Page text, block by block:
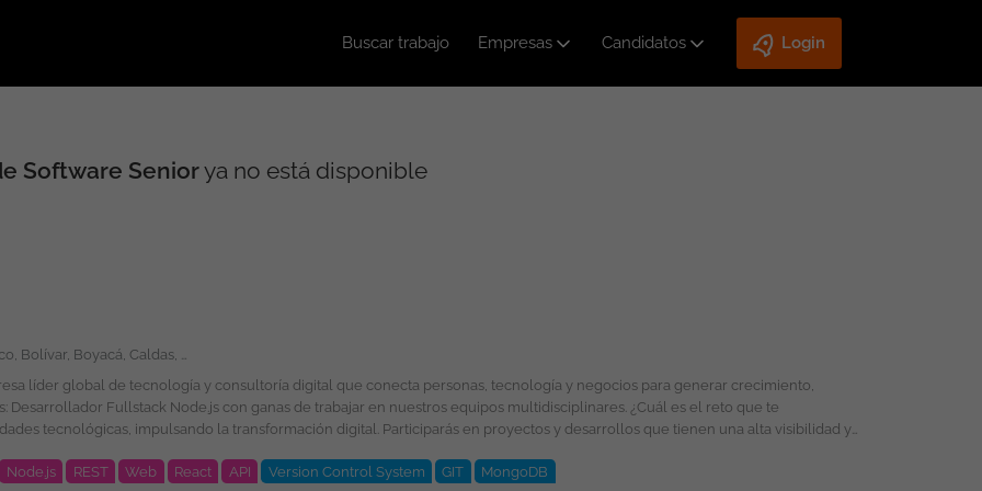
Buscar trabajo Empresas Candidatos Login
Software Seniorya no está disponible
Node.js REST Web React API Version Control System GIT
MongoDB